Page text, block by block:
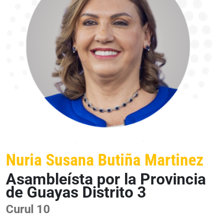
Nuria Susana Butiña Martinez
Asambleísta por la Provincia
de Guayas Distrito 3
Curul 10